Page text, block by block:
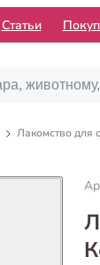
Статьи
Лакомство для